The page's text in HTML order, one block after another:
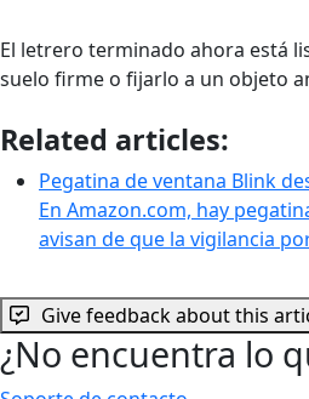
El letrero terminado ahora está
suelo firme o fijarlo a un objeto
Related articles:
Pegatina de ventana Blink
En Amazon.com, hay
avisan de que la vigilancia
Give feedback about this
¿No encuentra lo